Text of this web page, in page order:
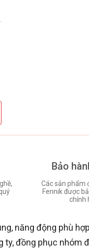
Bảo
Các sản phẩm
Fennik được
chính
năng động phù
ty, đồng phục nhóm